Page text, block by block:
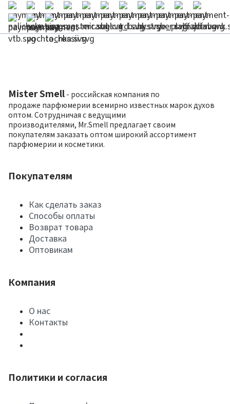
Mister Smell - российская компания по
продаже парфюмерии всемирно известных марок духов
оптом. Сотрудничая с ведущими
производителями, Mr.Smell предлагает своим
покупателям заказать оптом широкий ассортимент
парфюмерии и косметики.
Покупателям
Как сделать заказ
Способы оплаты
Возврат товара
Доставка
Оптовикам
Компания
О нас
Контакты
Политики и согласия